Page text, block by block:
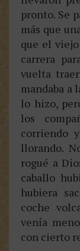
pronto. Se
más que
que el
carrera
vuelta
mandaba a
lo hizo,
los
corriendo
llorando.
rogué a
caballo
hubiera
coche
venía
con cierto